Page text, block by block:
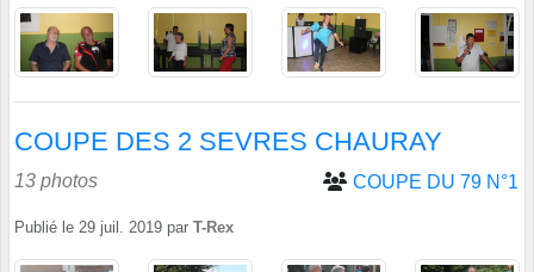
COUPE DES 2 SEVRES CHAURAY
13 photos COUPE DU 79 N°1
Publié le 29 juil. 2019 par T-Rex